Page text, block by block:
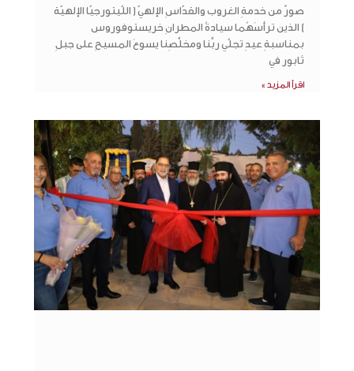
صورٌ من خدمةِ الغروب والقدّاسِ الإلهيّ ( اللّيتورجيّا الإلهيّة
) الذين ترأسَهُما سيادةُ المطرانِ خريستوفوروس
بمناسبةِ عيدِ تجلّي ربِّنا ومخلِّصِنا يسوعَ المسيحِ على جبلِ
ثابور في
اقرأ المزيد »